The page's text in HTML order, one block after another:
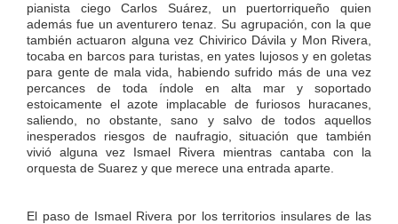
pianista ciego Carlos Suárez, un puertorriqueño quien
además fue un aventurero tenaz. Su agrupación, con la que
también actuaron alguna vez Chivirico Dávila y Mon Rivera,
tocaba en barcos para turistas, en yates lujosos y en goletas
para gente de mala vida, habiendo sufrido más de una vez
percances de toda índole en alta mar y soportado
estoicamente el azote implacable de furiosos huracanes,
saliendo, no obstante, sano y salvo de todos aquellos
inesperados riesgos de naufragio, situación que también
vivió alguna vez Ismael Rivera mientras cantaba con la
orquesta de Suarez y que merece una entrada aparte.
El paso de Ismael Rivera por los territorios insulares de las